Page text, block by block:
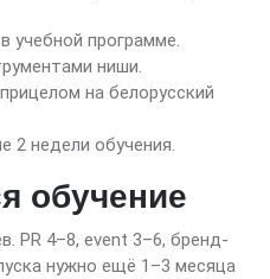
учебной программе.
ниши.
на белорусский
2 недели обучения.
обучение
PR 4–8, event 3–6, бренд-
нужно ещё 1–3 месяца